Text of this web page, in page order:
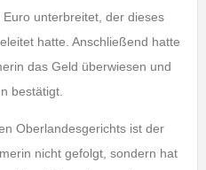
unterbreitet, der dieses
hatte. Anschließend hatte
das Geld überwiesen und
bestätigt.
Oberlandesgerichts ist der
nicht gefolgt, sondern hat